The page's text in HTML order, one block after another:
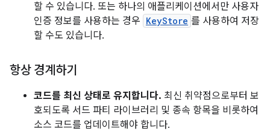
할 수 있습니다. 또는 하나의 애플리케이션에서만 사용자
인증 정보를 사용하는 경우 KeyStore 를 사용하여 저장
할 수도 있습니다.
항상 경계하기
코드를 최신 상태로 유지합니다. 최신 취약점으로부터 보
호되도록 서드 파티 라이브러리 및 종속 항목을 비롯하여
소스 코드를 업데이트해야 합니다.